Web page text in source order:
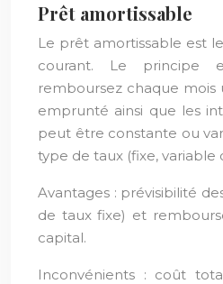
Prêt amortissable
Le prêt amortissable est
courant. Le principe
remboursez chaque
emprunté ainsi que les
peut être constante ou
type de taux (fixe, variable
Avantages : prévisibilité
de taux fixe) et
capital.
Inconvénients : coût